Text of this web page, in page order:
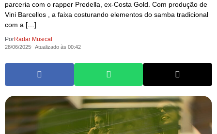
parceria com o rapper Predella, ex-Costa Gold. Com produção de
Vini Barcellos , a faixa costurando elementos do samba tradicional
com a […]
PorRadar Musical
28/06/2025 Atualizado às 00:42